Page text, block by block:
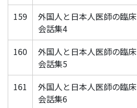
159
外国人と日本人医師の臨床
会話集4
160
外国人と日本人医師の臨床
会話集5
161
外国人と日本人医師の臨床
会話集6